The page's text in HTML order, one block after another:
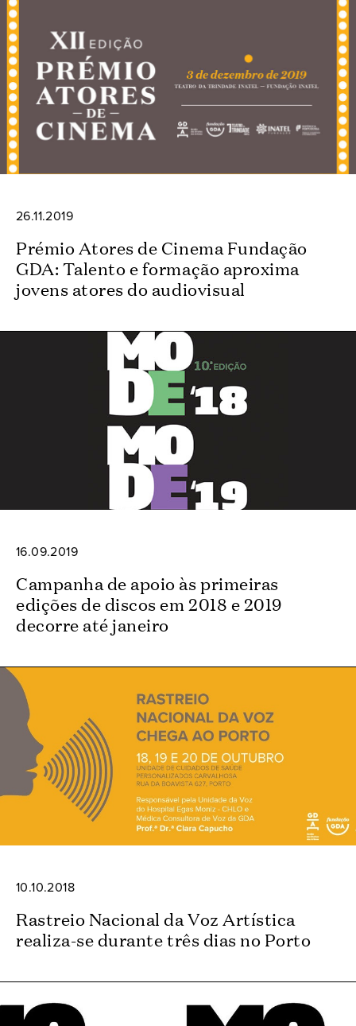
26.11.2019
Prémio Atores de Cinema Fundação
GDA: Talento e formação aproxima
jovens atores do audiovisual
16.09.2019
Campanha de apoio às primeiras
edições de discos em 2018 e 2019
decorre até janeiro
10.10.2018
Rastreio Nacional da Voz Artística
realiza-se durante três dias no Porto